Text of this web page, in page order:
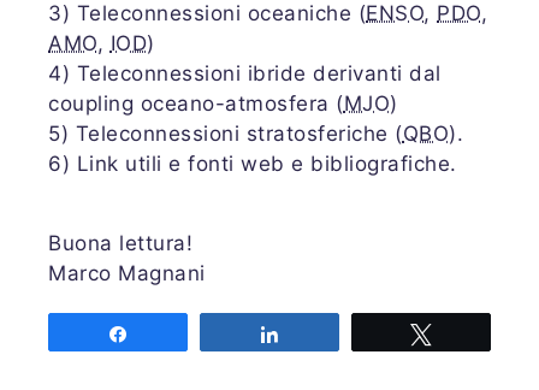
3) Teleconnessioni oceaniche (ENSO, PDO,
AMO, IOD)
4) Teleconnessioni ibride derivanti dal
coupling oceano-atmosfera (MJO)
5) Teleconnessioni stratosferiche (QBO).
6) Link utili e fonti web e bibliografiche.
Buona lettura!
Marco Magnani